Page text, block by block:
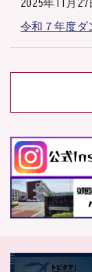
2025年11月27
令和７年度ダ